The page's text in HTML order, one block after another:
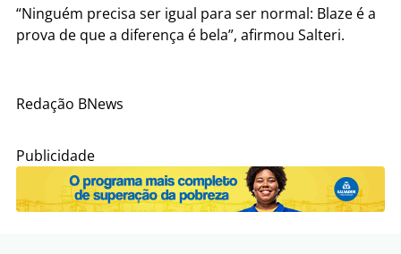
“Ninguém precisa ser igual para ser normal: Blaze é a
prova de que a diferença é bela”, afirmou Salteri.
Redação BNews
Publicidade